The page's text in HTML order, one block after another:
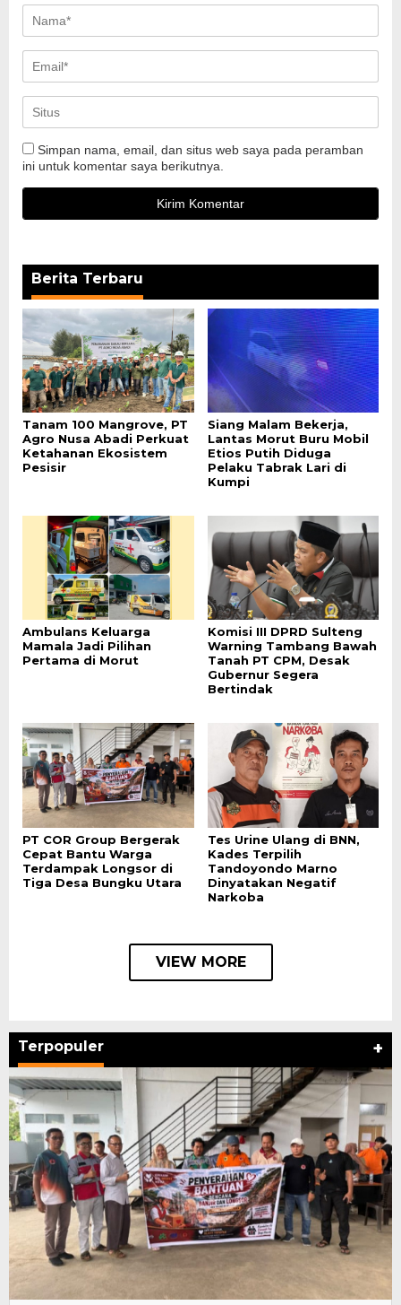
Simpan nama, email, dan situs web saya pada peramban
ini untuk komentar saya berikutnya.
Berita Terbaru
Tanam 100 Mangrove, PT
Agro Nusa Abadi Perkuat
Ketahanan Ekosistem
Pesisir
Siang Malam Bekerja,
Lantas Morut Buru Mobil
Etios Putih Diduga
Pelaku Tabrak Lari di
Kumpi
Ambulans Keluarga
Mamala Jadi Pilihan
Pertama di Morut
Komisi III DPRD Sulteng
Warning Tambang Bawah
Tanah PT CPM, Desak
Gubernur Segera
Bertindak
PT COR Group Bergerak
Cepat Bantu Warga
Terdampak Longsor di
Tiga Desa Bungku Utara
Tes Urine Ulang di BNN,
Kades Terpilih
Tandoyondo Marno
Dinyatakan Negatif
Narkoba
VIEW MORE
Terpopuler +